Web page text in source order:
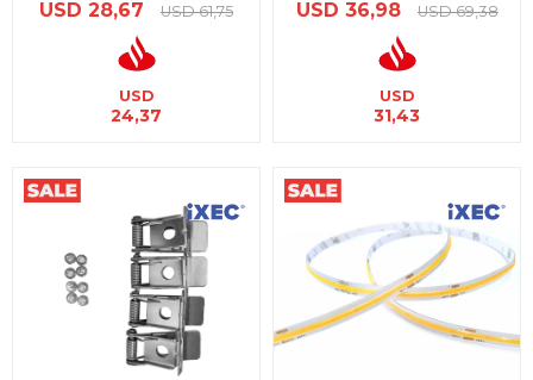
USD 28,67 USD 61,75
USD
24,37
USD 36,98 USD 69,38
USD
31,43